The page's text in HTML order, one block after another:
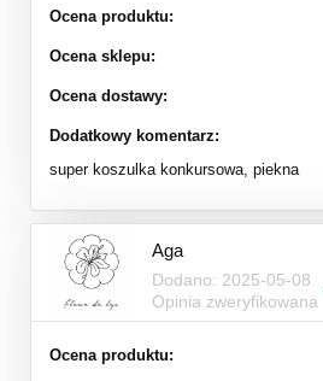
Ocena produktu:
Ocena sklepu:
Ocena dostawy:
Dodatkowy komentarz:
super koszulka konkursowa, piekna
Aga
Dodano: 2025-05-08
Opinia zweryfikowana
Ocena produktu: